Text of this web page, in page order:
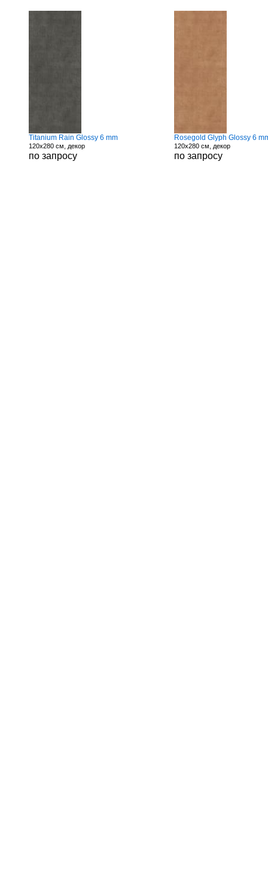
Titanium Rain Glossy 6 mm
120x280 см, декор
по запросу
Rosegold Glyph Glossy 6
120x280 см, декор
по запросу